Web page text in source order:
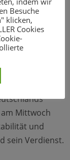
sein. Wer sie
seit Jahren
aus der
und
Ties Rabe hat
und
Mittwoch
und
sein Verdienst.
Besuche
klicken,
Cookies